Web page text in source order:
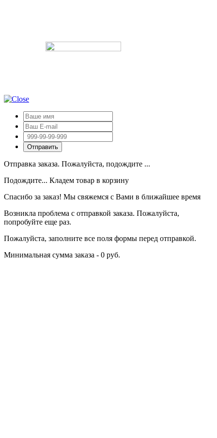
Отправка заказа. Пожалуйста, подождите ...
Подождите... Кладем товар в корзину
Спасибо за заказ! Мы свяжемся с Вами в ближайшее время
Возникла проблема с отправкой заказа. Пожалуйста,
попробуйте еще раз.
Пожалуйста, заполните все поля формы перед отправкой.
Минимальная сумма заказа - 0 руб.